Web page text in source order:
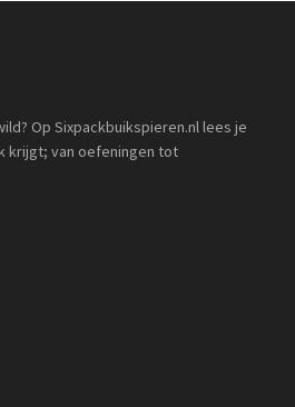
Op Sixpackbuikspieren.nl lees je
krijgt; van oefeningen tot